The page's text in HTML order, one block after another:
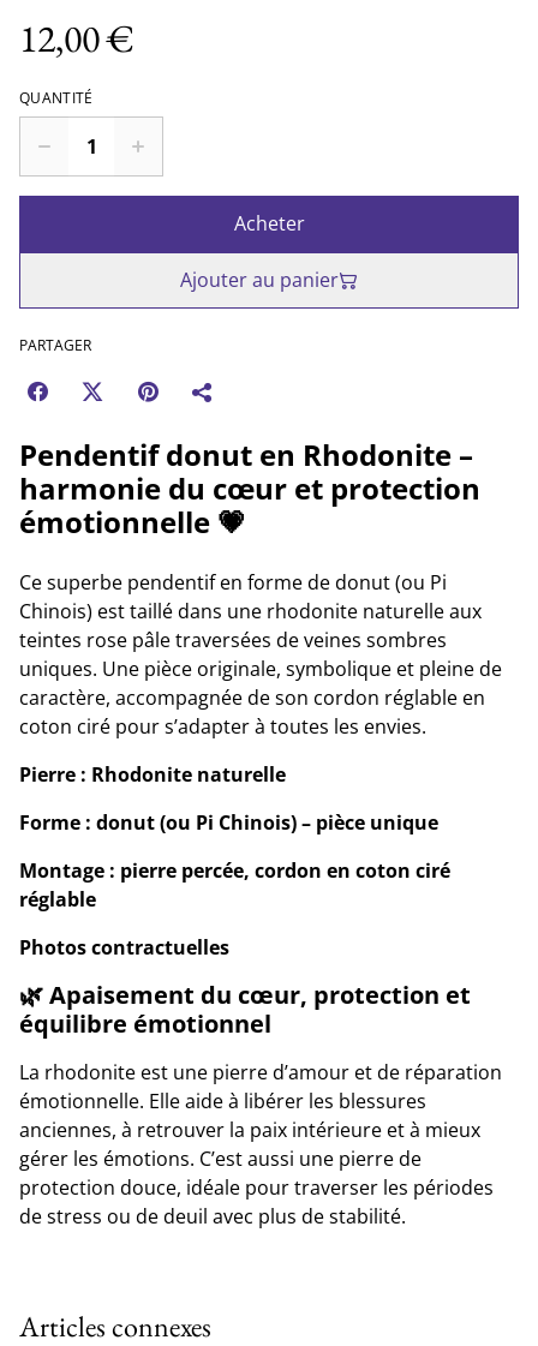
12,00 €
QUANTITÉ
Acheter
Ajouter au panier
PARTAGER
Pendentif donut en Rhodonite –
harmonie du cœur et protection
émotionnelle 💗
Ce superbe pendentif en forme de donut (ou Pi
Chinois) est taillé dans une rhodonite naturelle aux
teintes rose pâle traversées de veines sombres
uniques. Une pièce originale, symbolique et pleine de
caractère, accompagnée de son cordon réglable en
coton ciré pour s’adapter à toutes les envies.
Pierre : Rhodonite naturelle
Forme : donut (ou Pi Chinois) – pièce unique
Montage : pierre percée, cordon en coton ciré
réglable
Photos contractuelles
🌿 Apaisement du cœur, protection et
équilibre émotionnel
La rhodonite est une pierre d’amour et de réparation
émotionnelle. Elle aide à libérer les blessures
anciennes, à retrouver la paix intérieure et à mieux
gérer les émotions. C’est aussi une pierre de
protection douce, idéale pour traverser les périodes
de stress ou de deuil avec plus de stabilité.
Articles connexes